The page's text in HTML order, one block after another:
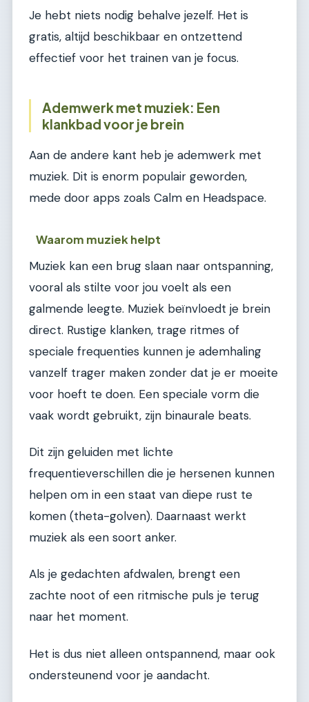
Je hebt niets nodig behalve jezelf. Het is
gratis, altijd beschikbaar en ontzettend
effectief voor het trainen van je focus.
Ademwerk met muziek: Een
klankbad voor je brein
Aan de andere kant heb je ademwerk met
muziek. Dit is enorm populair geworden,
mede door apps zoals Calm en Headspace.
Waarom muziek helpt
Muziek kan een brug slaan naar ontspanning,
vooral als stilte voor jou voelt als een
galmende leegte. Muziek beïnvloedt je brein
direct. Rustige klanken, trage ritmes of
speciale frequenties kunnen je ademhaling
vanzelf trager maken zonder dat je er moeite
voor hoeft te doen. Een speciale vorm die
vaak wordt gebruikt, zijn binaurale beats.
Dit zijn geluiden met lichte
frequentieverschillen die je hersenen kunnen
helpen om in een staat van diepe rust te
komen (theta-golven). Daarnaast werkt
muziek als een soort anker.
Als je gedachten afdwalen, brengt een
zachte noot of een ritmische puls je terug
naar het moment.
Het is dus niet alleen ontspannend, maar ook
ondersteunend voor je aandacht.